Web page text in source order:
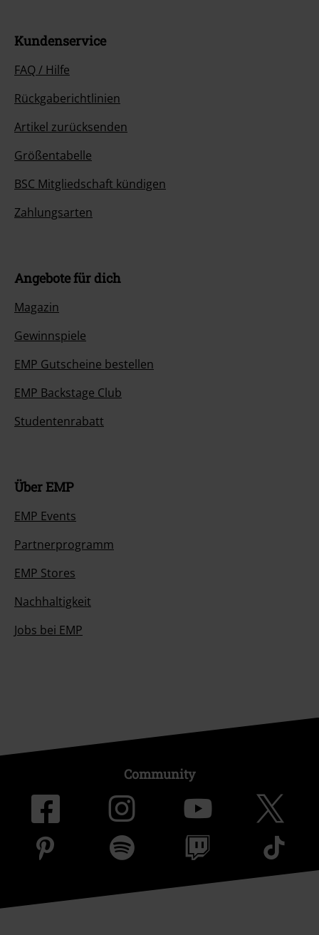
Kundenservice
FAQ / Hilfe
Rückgaberichtlinien
Artikel zurücksenden
Größentabelle
BSC Mitgliedschaft kündigen
Zahlungsarten
Angebote für dich
Magazin
Gewinnspiele
EMP Gutscheine bestellen
EMP Backstage Club
Studentenrabatt
Über EMP
EMP Events
Partnerprogramm
EMP Stores
Nachhaltigkeit
Jobs bei EMP
Community